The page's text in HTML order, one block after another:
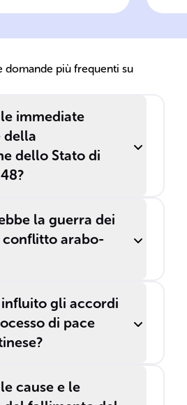
Palestina in
______ e uno
domande più frequenti su
immediate
della
dello Stato di
la guerra dei
conflitto arabo-
gli accordi
di pace
cause e le